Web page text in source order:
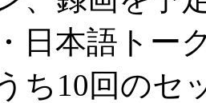
・日本語トー
ち10回のセ